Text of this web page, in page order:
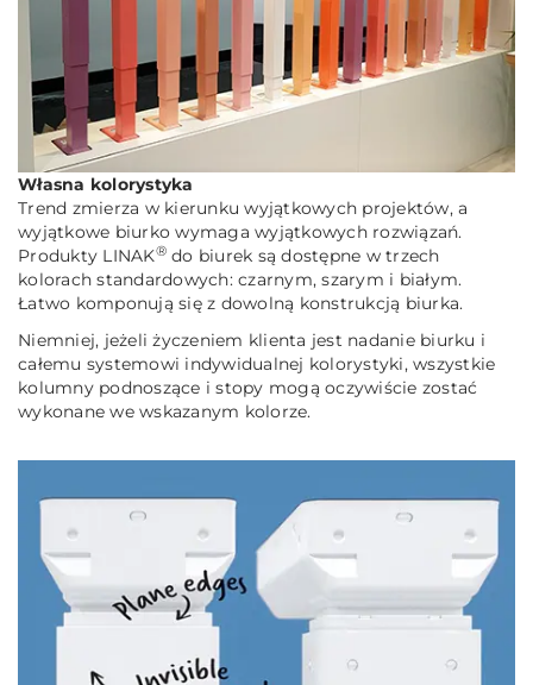
Własna kolorystyka
Trend zmierza w kierunku wyjątkowych projektów, a
wyjątkowe biurko wymaga wyjątkowych rozwiązań.
Produkty LINAK®do biurek są dostępne w trzech
kolorach standardowych: czarnym, szarym i białym.
Łatwo komponują się z dowolną konstrukcją biurka.
Niemniej, jeżeli życzeniem klienta jest nadanie biurku i
całemu systemowi indywidualnej kolorystyki, wszystkie
kolumny podnoszące i stopy mogą oczywiście zostać
wykonane we wskazanym kolorze.